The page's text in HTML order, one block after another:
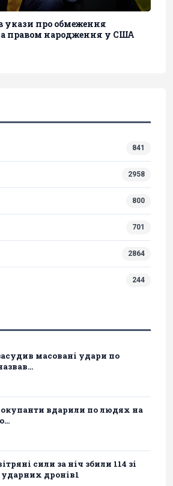
укази про обмеження
правом народження у США
841
2958
800
701
2864
244
масовані удари по
вдарили по людях на
сили за ніч збили 114 зі
ударних дронів1